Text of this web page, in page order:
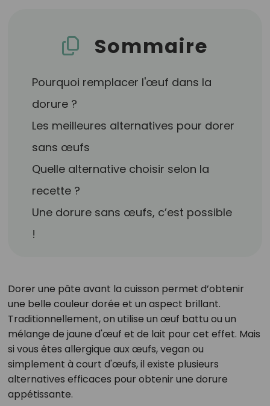
Sommaire
Pourquoi remplacer l'œuf dans la
dorure ?
Les meilleures alternatives pour dorer
sans œufs
Quelle alternative choisir selon la
recette ?
Une dorure sans œufs, c’est possible
!
Dorer une pâte avant la cuisson permet d’obtenir
une belle couleur dorée et un aspect brillant.
Traditionnellement, on utilise un œuf battu ou un
mélange de jaune d'œuf et de lait pour cet effet. Mais
si vous êtes allergique aux œufs, vegan ou
simplement à court d'œufs, il existe plusieurs
alternatives efficaces pour obtenir une dorure
appétissante.